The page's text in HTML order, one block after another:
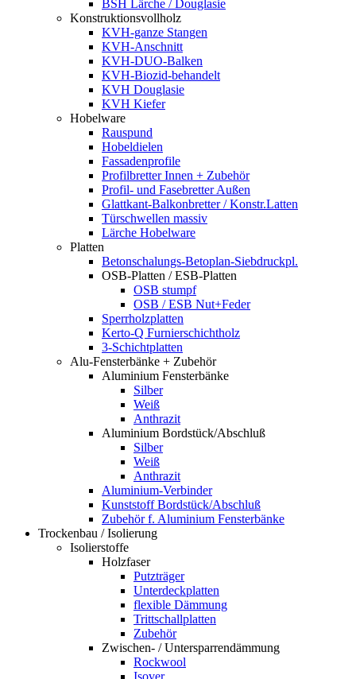
BSH Lärche / Douglasie
Konstruktionsvollholz
KVH-ganze Stangen
KVH-Anschnitt
KVH-DUO-Balken
KVH-Biozid-behandelt
KVH Douglasie
KVH Kiefer
Hobelware
Rauspund
Hobeldielen
Fassadenprofile
Profilbretter Innen + Zubehör
Profil- und Fasebretter Außen
Glattkant-Balkonbretter / Konstr.Latten
Türschwellen massiv
Lärche Hobelware
Platten
Betonschalungs-Betoplan-Siebdruckpl.
OSB-Platten / ESB-Platten
OSB stumpf
OSB / ESB Nut+Feder
Sperrholzplatten
Kerto-Q Furnierschichtholz
3-Schichtplatten
Alu-Fensterbänke + Zubehör
Aluminium Fensterbänke
Silber
Weiß
Anthrazit
Aluminium Bordstück/Abschluß
Silber
Weiß
Anthrazit
Aluminium-Verbinder
Kunststoff Bordstück/Abschluß
Zubehör f. Aluminium Fensterbänke
Trockenbau / Isolierung
Isolierstoffe
Holzfaser
Putzträger
Unterdeckplatten
flexible Dämmung
Trittschallplatten
Zubehör
Zwischen- / Untersparrendämmung
Rockwool